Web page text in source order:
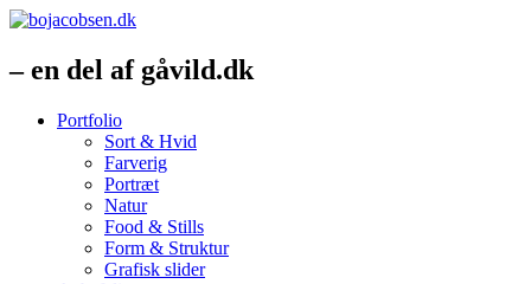
– en del af gåvild.dk
Portfolio
Sort & Hvid
Farverig
Portræt
Natur
Food & Stills
Form & Struktur
Grafisk slider